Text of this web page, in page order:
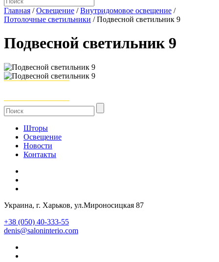
Главная /Освещение /Внутридомовое освещение /
Потолочные светильники /Подвесной светильник 9
Подвесной светильник 9
Шторы
Освещение
Новости
Контакты
Украина, г. Харьков, ул.Мироносицкая 87
+38 (050) 40-333-55
denis@saloninterio.com